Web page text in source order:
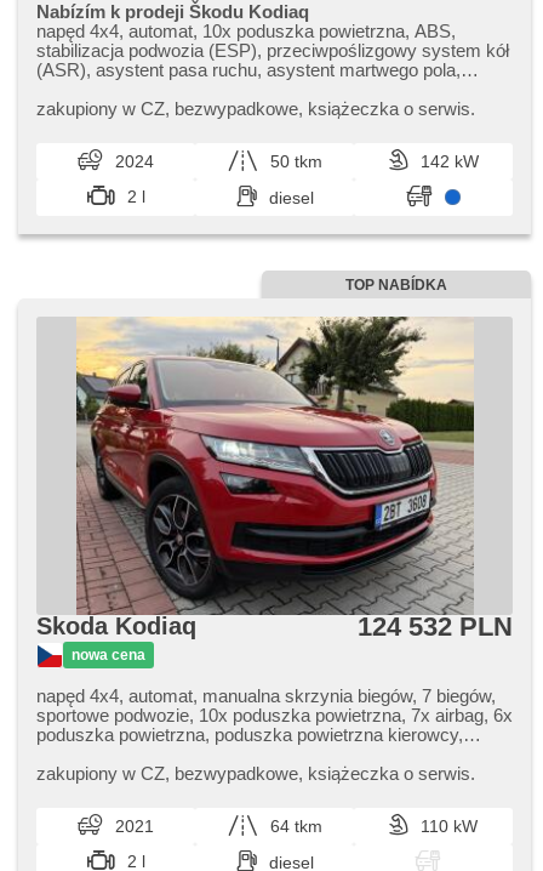
Nabízím k prodeji Škodu Kodiaq
napęd 4x4, automat, 10x poduszka powietrzna, ABS,
stabilizacja podwozia (ESP), przeciwpoślizgowy system kół
(ASR), asystent pasa ruchu, asystent martwego pola,
automatyczny hamulec, regulacja natężenia podwozia, hak
klimatizace, klimatronic, webasto, felgi aluminiowe,
komputer pokładowy, dotykové ovládání palubního počítače,
volba jízdního režimu, head-up display, parkovací senzory
přední, parkovací senzory zadní, automatyczne
opuszczane szyby, relingi dachowe, plnohodnotné rezervní
alarm, centralny zamek, skórzanna tapicerka, podgrzewane
masażem, paměť nastavení sedadla řidiče, czujnik
ciśnienia opon, halogeny, USB, radio fabryczne,
podgrzewane lusterka, zatmavená zadní skla, vyhřívaná
zadní sedadla, třetí řada sedadel
zakupiony w CZ,​ bezwypadkowe,​ książeczka o serwis.
2024 50 tkm
142 kW
2 l
diesel
TOP NABÍDKA
Skoda Kodiaq
nowa cena
124 532 PLN
napęd 4x4, automat, manualna skrzynia biegów, 7 biegów,
sportowe podwozie, 10x poduszka powietrzna, 7x airbag, 6x
poduszka powietrzna, poduszka powietrzna kierowcy,
podwozia (ESP), EDS, przeciwpoślizgowy system kół
kopce (HSA), asystent pasa ruchu, asystent martwego
pola, asistent jízdy v koloně, asistent změny jízdního pruhu,
asistent jízdy v jízdním pruhu, sledování únavy řidiče,
zakupiony w CZ,​ bezwypadkowe,​ książeczka o serwis.
2021 64 tkm
110 kW
2 l
diesel